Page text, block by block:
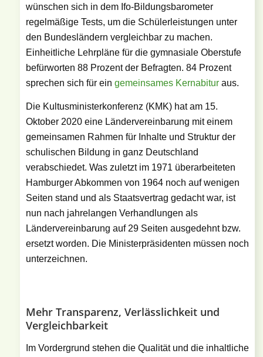
wünschen sich in dem Ifo-Bildungsbarometer
regelmäßige Tests, um die Schülerleistungen unter
den Bundesländern vergleichbar zu machen.
Einheitliche Lehrpläne für die gymnasiale Oberstufe
befürworten 88 Prozent der Befragten. 84 Prozent
sprechen sich für ein gemeinsames Kernabituraus.
Die Kultusministerkonferenz (KMK) hat am 15.
Oktober 2020 eine Ländervereinbarung mit einem
gemeinsamen Rahmen für Inhalte und Struktur der
schulischen Bildung in ganz Deutschland
verabschiedet. Was zuletzt im 1971 überarbeiteten
Hamburger Abkommen von 1964 noch auf wenigen
Seiten stand und als Staatsvertrag gedacht war, ist
nun nach jahrelangen Verhandlungen als
Ländervereinbarung auf 29 Seiten ausgedehnt bzw.
ersetzt worden. Die Ministerpräsidenten müssen noch
unterzeichnen.
Mehr Transparenz, Verlässlichkeit und
Vergleichbarkeit
Im Vordergrund stehen die Qualität und die inhaltliche